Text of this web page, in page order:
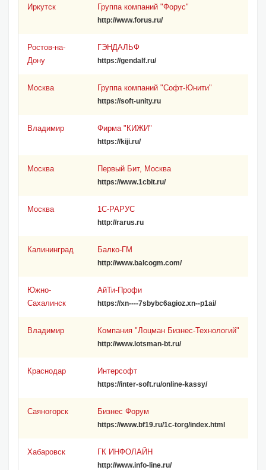
Иркутск Группа компаний "Форус"
http://www.forus.ru/
Ростов-на-
Дону
ГЭНДАЛЬФ
https://gendalf.ru/
Москва Группа компаний "Софт-Юнити"
https://soft-unity.ru
Владимир Фирма "КИЖИ"
https://kiji.ru/
Москва Первый Бит, Москва
https://www.1cbit.ru/
Москва 1С-РАРУС
http://rarus.ru
Калининград Балко-ГМ
http://www.balcogm.com/
Южно-
Сахалинск
АйТи-Профи
https://xn----7sbybc6agioz.xn--p1ai/
Владимир Компания "Лоцман Бизнес-Технологий"
http://www.lotsman-bt.ru/
Краснодар Интерсофт
https://inter-soft.ru/online-kassy/
Саяногорск Бизнес Форум
https://www.bf19.ru/1c-torg/index.html
Хабаровск ГК ИНФОЛАЙН
http://www.info-line.ru/